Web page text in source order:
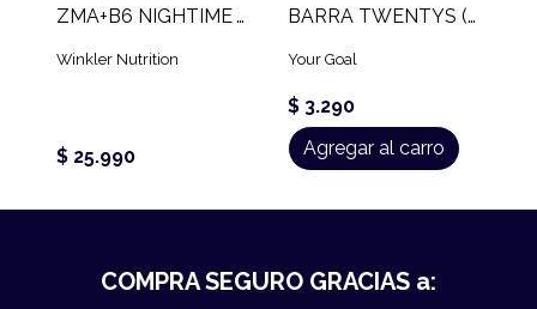
ZMA+B6 NIGHTIME W1 (60 CAPS)
Winkler Nutrition
$ 25.990
BARRA TWENTYS (60 GR)
Your Goal
$ 3.290
Agregar al carro
COMPRA SEGURO GRACIAS a: